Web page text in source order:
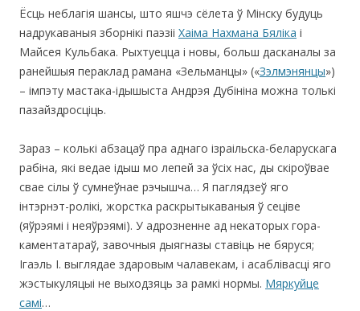
Ёсць неблагія шансы, што яшчэ сёлета ў Мінску будуць
надрукаваныя зборнікі паэзіі Хаіма Нахмана Бяліка і
Майсея Кульбака. Рыхтуецца і новы, больш дасканалы за
ранейшыя пераклад рамана «Зельманцы» («Зэлмэнянцы»)
– імпэту мастака-ідышыста Андрэя Дубініна можна толькі
пазайздросціць.
Зараз – колькі абзацаў пра аднаго ізраільска-беларускага
рабіна, які ведае ідыш мо лепей за ўсіх нас, ды скіроўвае
свае сілы ў сумнеўнае рэчышча… Я паглядзеў яго
інтэрнэт-ролікі, жорстка раскрытыкаваныя ў сеціве
(яўрэямі і неяўрэямі). У адрозненне ад некаторых гора-
каментатараў, завочныя дыягназы ставіць не бяруся;
Ігаэль І. выглядае здаровым чалавекам, і асаблівасці яго
жэстыкуляцыі не выходзяць за рамкі нормы. Мяркуйце
самі…